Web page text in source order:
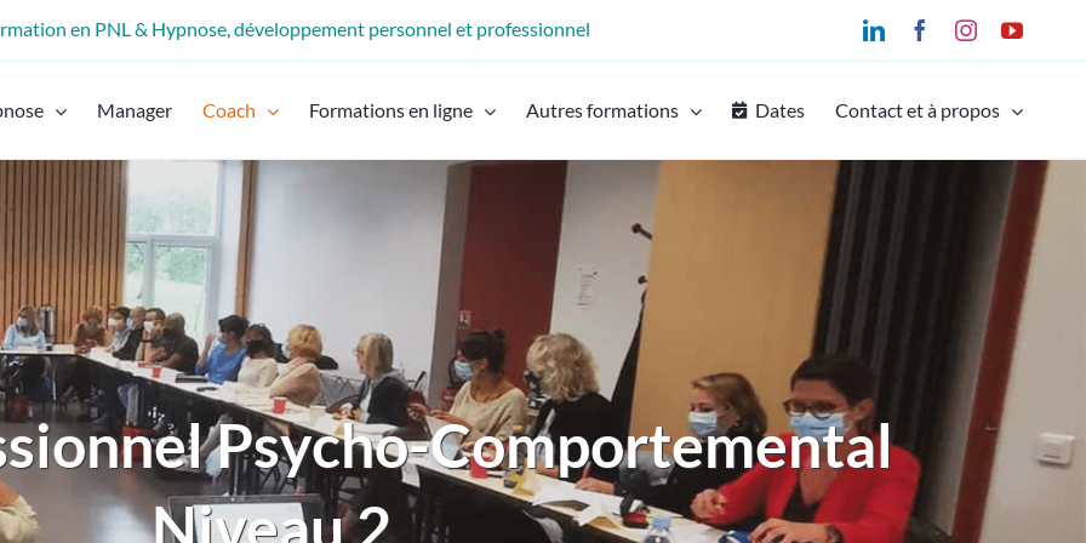
en PNL & Hypnose, développement personnel et professionnel LinkedInFacebookInstagram
Manager Coach Formations en ligne Autres formations Dates Contact et à propos
Psycho-Comportemental
Niveau 2